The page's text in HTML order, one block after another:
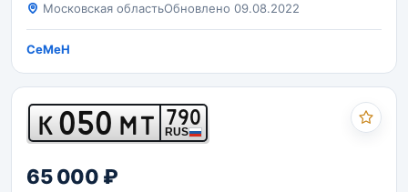
Московская областьОбновлено 09.08.2022
CeMeH
К050 МТ 790
RUS
65 000 ₽